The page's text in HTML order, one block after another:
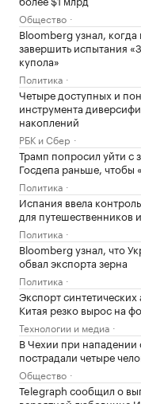
Общество
Bloomberg узнал,
завершить испытания
купола»
Политика
Четыре доступных и
инструмента
накоплений
РБК и Сбер
Трамп попросил уйти с
Госдепа раньше, чтобы
Политика
Испания ввела
для путешественников
Политика
Bloomberg узнал, что
обвал экспорта зерна
Политика
Экспорт синтетических
Китая резко вырос на
Технологии и медиа
В Чехии при нападении
пострадали четыре
Общество
Telegraph сообщил о